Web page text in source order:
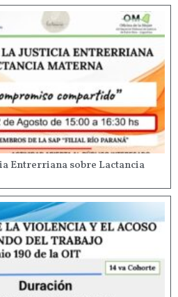
Entrerriana sobre Lactancia